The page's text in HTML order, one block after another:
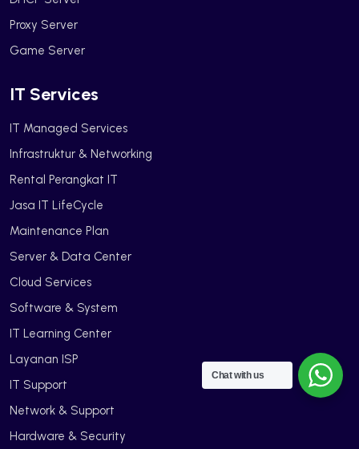
Proxy Server
Game Server
IT Services
IT Managed Services
Infrastruktur & Networking
Rental Perangkat IT
Jasa IT LifeCycle
Maintenance Plan
Server & Data Center
Cloud Services
Software & System
IT Learning Center
Layanan ISP
IT Support
Network & Support
Hardware & Security
Chat with us